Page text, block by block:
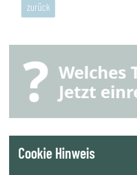
zurück
YouTube
Cookie Hinweis